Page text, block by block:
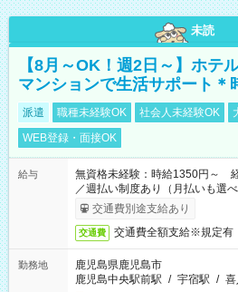
未読
【8月～OK！週2日～】ホテ
マンションで生活サポート＊
派遣 職種未経験OK 社会人未経験OK
WEB登録・面接OK
給与
無資格未経験：時給1350円～
／週払い制度あり（月払いも選
了次第のお支払いとなります。
交通費別途支給あり
交通費 交通費全額支給※規定有
勤務地
鹿児島県鹿児島市
鹿児島中央駅前駅 / 宇宿駅 / 喜